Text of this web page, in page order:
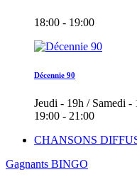
18:00 - 19:00
Décennie 90
Jeudi - 19h / Samedi -
19:00 - 21:00
CHANSONS
Gagnants BINGO